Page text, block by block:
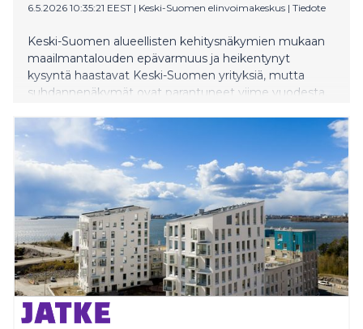
6.5.2026 10:35:21 EEST | Keski-Suomen elinvoimakeskus | Tiedote
Keski-Suomen alueellisten kehitysnäkymien mukaan
maailmantalouden epävarmuus ja heikentynyt
kysyntä haastavat Keski-Suomen yrityksiä, mutta
suhdannenäkymät ovat parantuneet viime vuodesta.
Lisäksi osa yrityksistä kokee, että rahoituksen ehdot
jarruttavat kasvua. Samalla kuitenkin maakunnassa
käynnissä olevat mittavat investoinnit
metsäbiotaloudessa, puolustus- ja turvallisuusalalla
sekä teknologia- ja energiasektorilla luovat vahvan
pohjan pidemmän aikavälin kasvulle ja elinvoimalle.